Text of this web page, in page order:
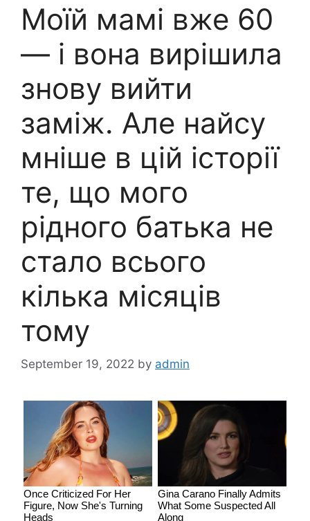
Моїй мамі вже 60
— і вона вирішила
знову вийти
заміж. Але найсу
мніше в цій історії
те, що мого
рідного батька не
стало всього
кілька місяців
тому
September 19, 2022 by admin